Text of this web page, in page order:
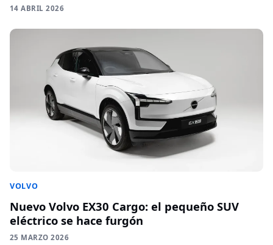
14 ABRIL 2026
VOLVO
Nuevo Volvo EX30 Cargo: el pequeño SUV
eléctrico se hace furgón
25 MARZO 2026